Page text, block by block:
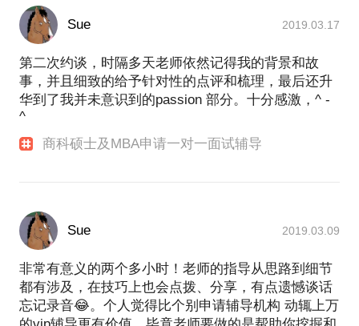
Sue 2019.03.17
第二次约谈，时隔多天老师依然记得我的背景和故
事，并且细致的给予针对性的点评和梳理，最后还升
华到了我并未意识到的passion 部分。十分感激，^ -
^
商科硕士及MBA申请一对一面试辅导
Sue 2019.03.09
非常有意义的两个多小时！老师的指导从思路到细节
都有涉及，在技巧上也会点拨、分享，有点遗憾谈话
忘记录音😂。个人觉得比个别申请辅导机构 动辄上万